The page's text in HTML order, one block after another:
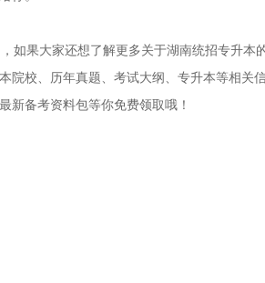
如果大家还想了解更多关于湖南统招专升本
院校、历年真题、考试大纲、专升本等相关
新备考资料包等你免费领取哦！